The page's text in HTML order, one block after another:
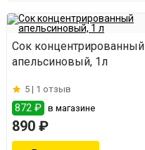
Сок концентрированный
апельсиновый, 1л
5 | 1 отзыв
872 ₽ в магазине
890 ₽